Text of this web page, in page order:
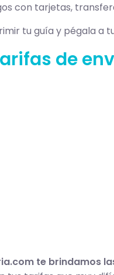
con tarjetas,
tu guía y pégala a
de
te brindamos